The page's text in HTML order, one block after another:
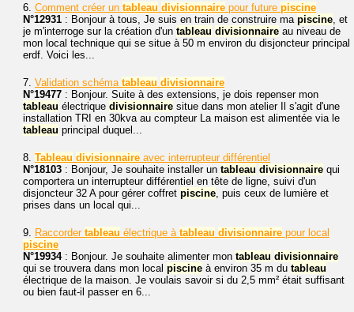
6. Comment créer un tableau divisionnaire pour future piscine
N°12931 : Bonjour à tous, Je suis en train de construire ma piscine , et
je m'interroge sur la création d'un tableau divisionnaire au niveau de
mon local technique qui se situe à 50 m environ du disjoncteur principal
erdf. Voici les...
7. Validation schéma tableau divisionnaire
N°19477 : Bonjour. Suite à des extensions, je dois repenser mon
tableau électrique divisionnaire situe dans mon atelier Il s'agit d'une
installation TRI en 30kva au compteur La maison est alimentée via le
tableau principal duquel...
8. Tableau divisionnaire avec interrupteur différentiel
N°18103 : Bonjour, Je souhaite installer un tableau divisionnaire qui
comportera un interrupteur différentiel en tête de ligne, suivi d'un
disjoncteur 32 A pour gérer coffret piscine , puis ceux de lumière et
prises dans un local qui...
9. Raccorder tableau électrique à tableau divisionnaire pour local
piscine
N°19934: Bonjour. Je souhaite alimenter mon tableau divisionnaire
qui se trouvera dans mon local piscine à environ 35 m du tableau
électrique de la maison. Je voulais savoir si du 2,5 mm² était suffisant
ou bien faut-il passer en 6...